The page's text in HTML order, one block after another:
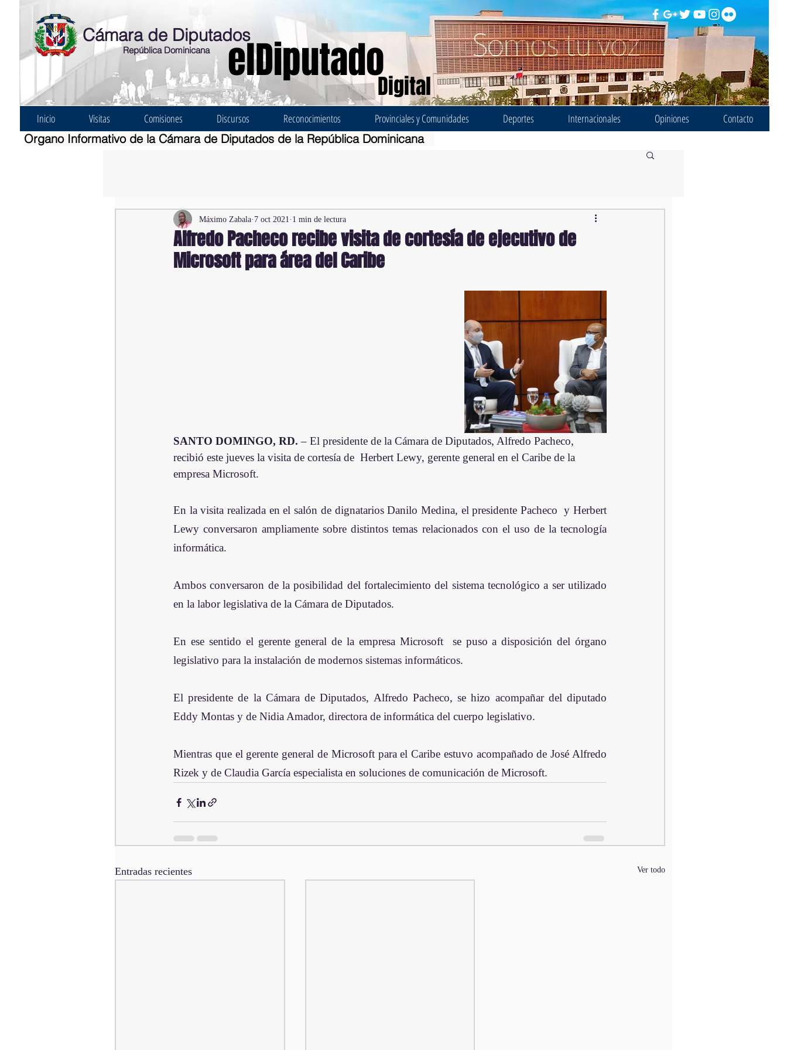
Digital
elDiputado
Cámara de Diputados
República Dominicana
Inicio Visitas Comisiones Discursos Reconocimientos Provinciales y Comunidades Deportes Internacionales Opiniones Contacto
Organo Informativo de la Cámara de Diputados de la República Dominicana
Alfredo Pacheco recibe visita de cortesía de ejecutivo de
Microsoft para área del Caribe
Máximo Zabala 7 oct 2021 1 min de lectura
SANTO DOMINGO, RD. – El presidente de la Cámara de Diputados, Alfredo Pacheco,
recibió este jueves la visita de cortesía de  Herbert Lewy, gerente general en el Caribe de la
empresa Microsoft.
En la visita realizada en el salón de dignatarios Danilo Medina, el presidente Pacheco  y Herbert
Lewy conversaron ampliamente sobre distintos temas relacionados con el uso de la tecnología
informática.
Ambos conversaron de la posibilidad del fortalecimiento del sistema tecnológico a ser utilizado
en la labor legislativa de la Cámara de Diputados.
En ese sentido el gerente general de la empresa Microsoft  se puso a disposición del órgano
legislativo para la instalación de modernos sistemas informáticos.
El presidente de la Cámara de Diputados, Alfredo Pacheco, se hizo acompañar del diputado
Eddy Montas y de Nidia Amador, directora de informática del cuerpo legislativo.
Mientras que el gerente general de Microsoft para el Caribe estuvo acompañado de José Alfredo
Rizek y de Claudia García especialista en soluciones de comunicación de Microsoft.
Entradas recientes Ver todo